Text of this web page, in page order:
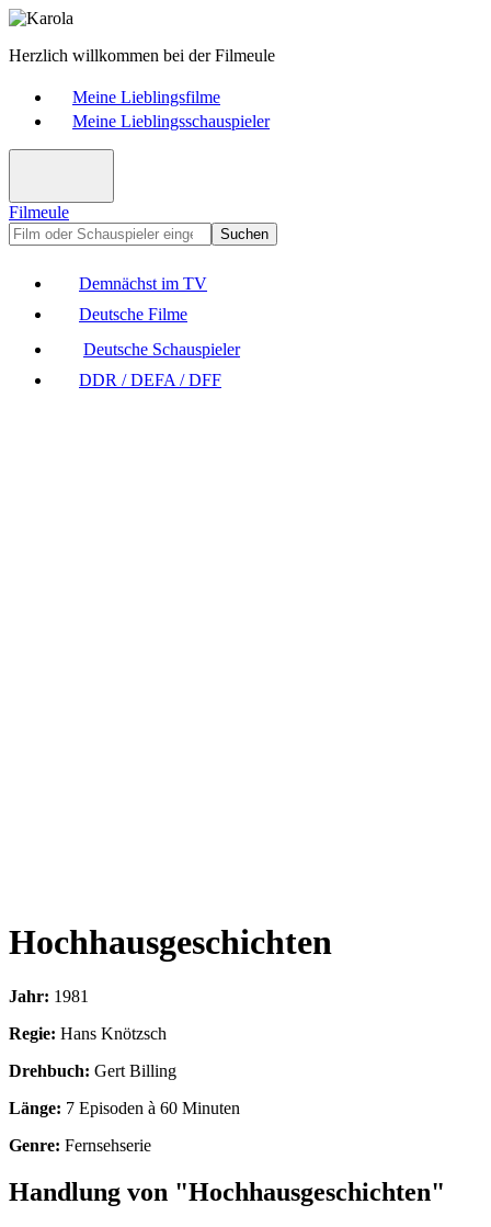
Herzlich willkommen bei der Filmeule
Meine Lieblingsfilme
Meine Lieblingsschauspieler
Filmeule
Suchen
Demnächst im TV
Deutsche Filme
Deutsche Schauspieler
DDR / DEFA / DFF
Hochhausgeschichten
Jahr: 1981
Regie: Hans Knötzsch
Drehbuch: Gert Billing
Länge: 7 Episoden à 60 Minuten
Genre: Fernsehserie
Handlung von "Hochhausgeschichten"